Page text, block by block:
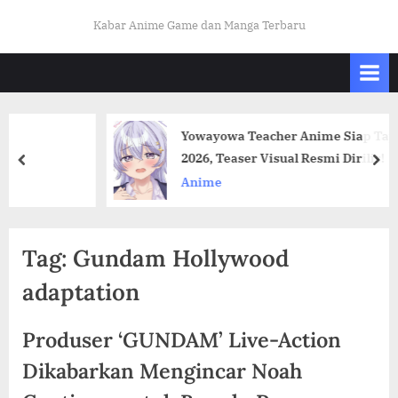
K
A
U
N
O
.
Kabar Anime Game dan Manga Terbaru
Yowayowa Teacher Anime Siap Tayang
2026, Teaser Visual Resmi Dirilis!
Anime
prev
Tag: Gundam Hollywood
adaptation
Produser ‘GUNDAM’ Live-Action
Dikabarkan Mengincar Noah